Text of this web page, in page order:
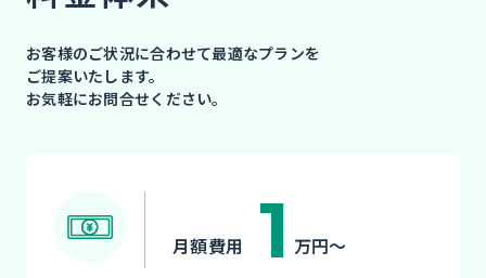
お客様のご状況に合わせて最適なプランを
ご提案いたします。
お気軽にお問合せください。
月額費用 1 万円〜